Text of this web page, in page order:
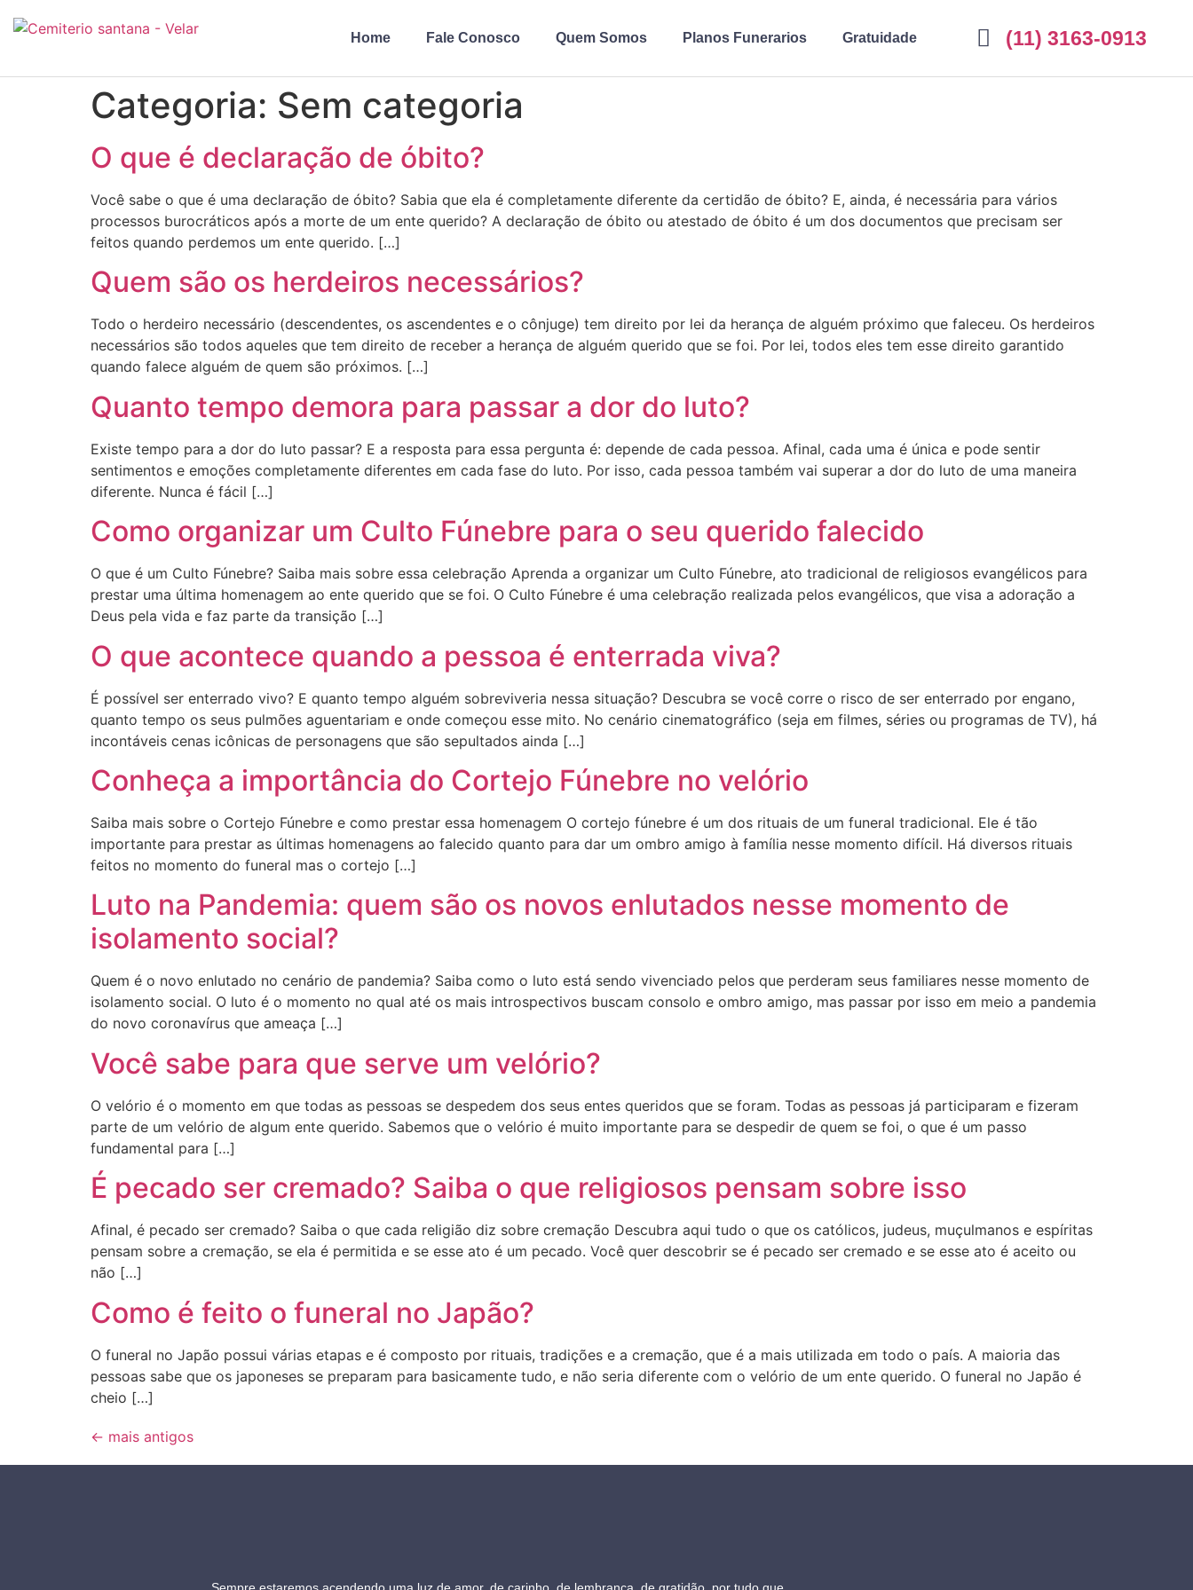
Home Fale Conosco Quem Somos Planos Funerarios Gratuidade (11) 3163-0913
Categoria: Sem categoria
O que é declaração de óbito?
Você sabe o que é uma declaração de óbito? Sabia que ela é completamente diferente da certidão de óbito? E, ainda, é necessária para vários
processos burocráticos após a morte de um ente querido? A declaração de óbito ou atestado de óbito é um dos documentos que precisam ser
feitos quando perdemos um ente querido. […]
Quem são os herdeiros necessários?
Todo o herdeiro necessário (descendentes, os ascendentes e o cônjuge) tem direito por lei da herança de alguém próximo que faleceu. Os herdeiros
necessários são todos aqueles que tem direito de receber a herança de alguém querido que se foi. Por lei, todos eles tem esse direito garantido
quando falece alguém de quem são próximos. […]
Quanto tempo demora para passar a dor do luto?
Existe tempo para a dor do luto passar? E a resposta para essa pergunta é: depende de cada pessoa. Afinal, cada uma é única e pode sentir
sentimentos e emoções completamente diferentes em cada fase do luto. Por isso, cada pessoa também vai superar a dor do luto de uma maneira
diferente. Nunca é fácil […]
Como organizar um Culto Fúnebre para o seu querido falecido
O que é um Culto Fúnebre? Saiba mais sobre essa celebração Aprenda a organizar um Culto Fúnebre, ato tradicional de religiosos evangélicos para
prestar uma última homenagem ao ente querido que se foi. O Culto Fúnebre é uma celebração realizada pelos evangélicos, que visa a adoração a
Deus pela vida e faz parte da transição […]
O que acontece quando a pessoa é enterrada viva?
É possível ser enterrado vivo? E quanto tempo alguém sobreviveria nessa situação? Descubra se você corre o risco de ser enterrado por engano,
quanto tempo os seus pulmões aguentariam e onde começou esse mito. No cenário cinematográfico (seja em filmes, séries ou programas de TV), há
incontáveis cenas icônicas de personagens que são sepultados ainda […]
Conheça a importância do Cortejo Fúnebre no velório
Saiba mais sobre o Cortejo Fúnebre e como prestar essa homenagem O cortejo fúnebre é um dos rituais de um funeral tradicional. Ele é tão
importante para prestar as últimas homenagens ao falecido quanto para dar um ombro amigo à família nesse momento difícil. Há diversos rituais
feitos no momento do funeral mas o cortejo […]
Luto na Pandemia: quem são os novos enlutados nesse momento de
isolamento social?
Quem é o novo enlutado no cenário de pandemia? Saiba como o luto está sendo vivenciado pelos que perderam seus familiares nesse momento de
isolamento social. O luto é o momento no qual até os mais introspectivos buscam consolo e ombro amigo, mas passar por isso em meio a pandemia
do novo coronavírus que ameaça […]
Você sabe para que serve um velório?
O velório é o momento em que todas as pessoas se despedem dos seus entes queridos que se foram. Todas as pessoas já participaram e fizeram
parte de um velório de algum ente querido. Sabemos que o velório é muito importante para se despedir de quem se foi, o que é um passo
fundamental para […]
É pecado ser cremado? Saiba o que religiosos pensam sobre isso
Afinal, é pecado ser cremado? Saiba o que cada religião diz sobre cremação Descubra aqui tudo o que os católicos, judeus, muçulmanos e espíritas
pensam sobre a cremação, se ela é permitida e se esse ato é um pecado. Você quer descobrir se é pecado ser cremado e se esse ato é aceito ou
não […]
Como é feito o funeral no Japão?
O funeral no Japão possui várias etapas e é composto por rituais, tradições e a cremação, que é a mais utilizada em todo o país. A maioria das
pessoas sabe que os japoneses se preparam para basicamente tudo, e não seria diferente com o velório de um ente querido. O funeral no Japão é
cheio […]
← mais antigos
Sempre estaremos acendendo uma luz de amor, de carinho, de lembrança, de gratidão, por tudo que